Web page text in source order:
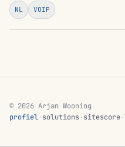
NL VOIP
© 2026 Arjan Wooning
profiel·solutions·sitescore·